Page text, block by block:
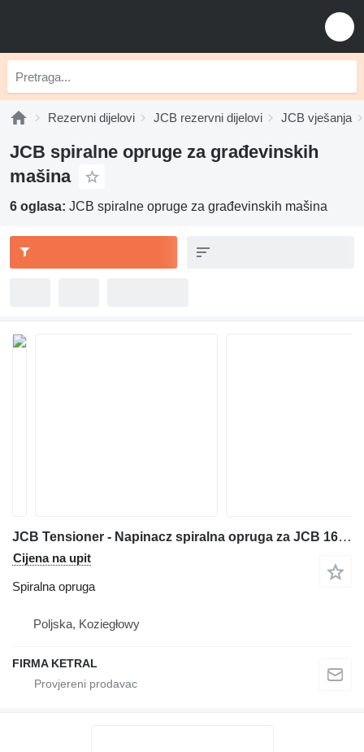
Rezervni dijelovi JCB rezervni dijelovi JCB vješanja
JCB spiralne opruge za građevinskih
mašina
6 oglasa: JCB spiralne opruge za građevinskih mašina
JCB Tensioner - Napinacz spiralna opruga za JCB 160 bagera
Cijena na upit
Spiralna opruga
Poljska, Koziegłowy
FIRMA KETRAL